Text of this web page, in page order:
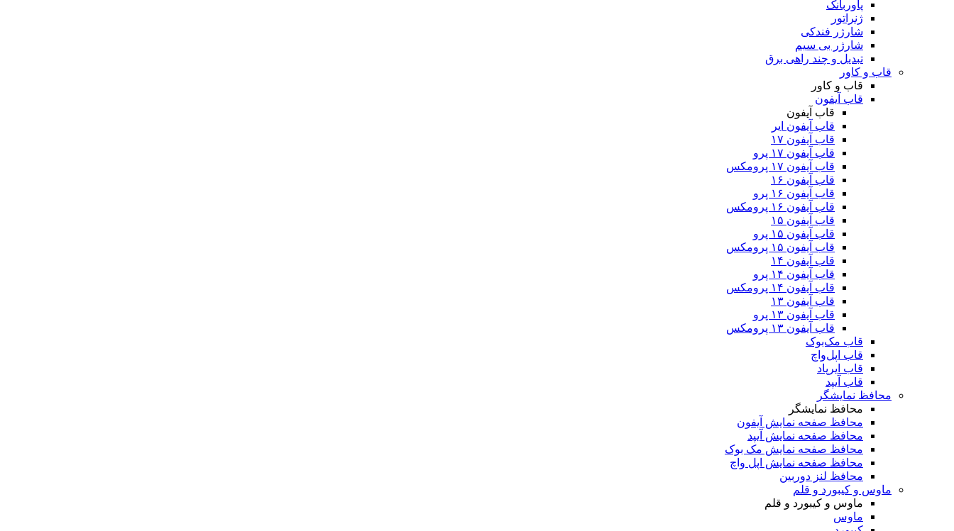
پاوربانک
ژنراتور
شارژر فندکی
شارژر بی سیم
تبدیل و چند راهی برق
قاب و کاور
قاب و کاور
قاب آیفون
قاب آیفون
قاب آیفون ایر
قاب آیفون ۱۷
قاب آیفون ۱۷ پرو
قاب آیفون ۱۷ پرومکس
قاب آیفون ۱۶
قاب آیفون ۱۶ پرو
قاب آیفون ۱۶ پرومکس
قاب آیفون ۱۵
قاب آیفون ۱۵ پرو
قاب آیفون ۱۵ پرومکس
قاب آیفون ۱۴
قاب آیفون ۱۴ پرو
قاب آیفون ۱۴ پرومکس
قاب آیفون ۱۳
قاب آیفون ۱۳ پرو
قاب آیفون ۱۳ پرومکس
قاب مک‌بوک
قاب اپل‌واچ
قاب ایرپاد
قاب آیپد
محافظ نمایشگر
محافظ نمایشگر
محافظ صفحه نمایش آیفون
محافظ صفحه نمایش آیپد
محافظ صفحه نمایش مک بوک
محافظ صفحه نمایش اپل واچ
محافظ لنز دوربین
ماوس و کیبورد و قلم
ماوس و کیبورد و قلم
ماوس